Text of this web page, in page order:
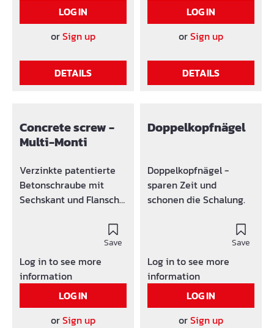
LOG IN
orSign up
DETAILS
LOG IN
orSign up
DETAILS
Concrete screw -
Multi-Monti
Verzinkte patentierte
Betonschraube mit
Sechskant und Flansch
15/0785 Zulassung- Zwei
Einschraubtiefen — Ein
echtes Plus für mehr
Flexibilität und
Wirtschaftlichkeit (alle
Hinweise dazu auf der
Verpackung) Neuer
Save
Log in to see more
information
LOG IN
orSign up
Doppelkopfnägel
Doppelkopfnägel -
sparen Zeit und
schonen die Schalung.
Save
Log in to see more
information
LOG IN
orSign up